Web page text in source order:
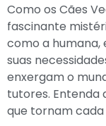
Como os Cães
fascinante
como a
suas
enxergam o
tutores. Entenda
que tornam